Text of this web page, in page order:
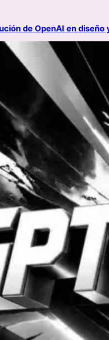
de OpenAI en